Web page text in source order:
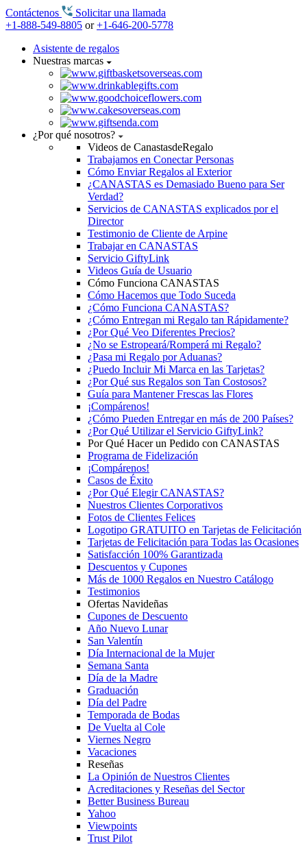
Contáctenos
Solicitar una llamada
+1-888-549-8805 or+1-646-200-5778
Asistente de regalos
Nuestras marcas
¿Por qué nosotros?
Videos de CanastasdeRegalo
Trabajamos en Conectar Personas
Cómo Enviar Regalos al Exterior
¿CANASTAS es Demasiado Bueno para Ser
Verdad?
Servicios de CANASTAS explicados por el
Director
Testimonio de Cliente de Arpine
Trabajar en CANASTAS
Servicio GiftyLink
Videos Guía de Usuario
Cómo Funciona CANASTAS
Cómo Hacemos que Todo Suceda
¿Cómo Funciona CANASTAS?
¿Cómo Entregan mi Regalo tan Rápidamente?
¿Por Qué Veo Diferentes Precios?
¿No se Estropeará/Romperá mi Regalo?
¿Pasa mi Regalo por Aduanas?
¿Puedo Incluir Mi Marca en las Tarjetas?
¿Por Qué sus Regalos son Tan Costosos?
Guía para Mantener Frescas las Flores
¡Compárenos!
¿Cómo Pueden Entregar en más de 200 Países?
¿Por Qué Utilizar el Servicio GiftyLink?
Por Qué Hacer un Pedido con CANASTAS
Programa de Fidelización
¡Compárenos!
Casos de Éxito
¿Por Qué Elegir CANASTAS?
Nuestros Clientes Corporativos
Fotos de Clientes Felices
Logotipo GRATUITO en Tarjetas de Felicitación
Tarjetas de Felicitación para Todas las Ocasiones
Satisfacción 100% Garantizada
Descuentos y Cupones
Más de 1000 Regalos en Nuestro Catálogo
Testimonios
Ofertas Navideñas
Cupones de Descuento
Año Nuevo Lunar
San Valentín
Día Internacional de la Mujer
Semana Santa
Día de la Madre
Graduación
Día del Padre
Temporada de Bodas
De Vuelta al Cole
Viernes Negro
Vacaciones
Reseñas
La Opinión de Nuestros Clientes
Acreditaciones y Reseñas del Sector
Better Business Bureau
Yahoo
Viewpoints
Trust Pilot